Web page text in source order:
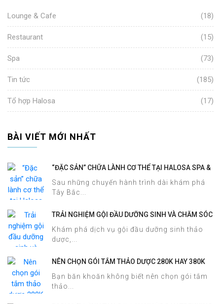
Lounge & Cafe (18)
Restaurant (15)
Spa (73)
Tin tức (185)
Tổ hợp Halosa (17)
BÀI VIẾT MỚI NHẤT
“ĐẶC SẢN” CHỮA LÀNH CƠ THỂ TẠI HALOSA SPA &
MASSAGE
Sau những chuyến hành trình dài khám phá
Tây Bắc...
TRẢI NGHIỆM GỘI ĐẦU DƯỠNG SINH VÀ CHĂM SÓC
DA MẶT TẠI HALOSA SPA & MASSAGE
Khám phá dịch vụ gội đầu dưỡng sinh thảo
dược,...
NÊN CHỌN GÓI TẮM THẢO DƯỢC 280K HAY 380K
TẠI HALOSA SPA & MASSAGE?
Bạn băn khoăn không biết nên chọn gói tắm
thảo...